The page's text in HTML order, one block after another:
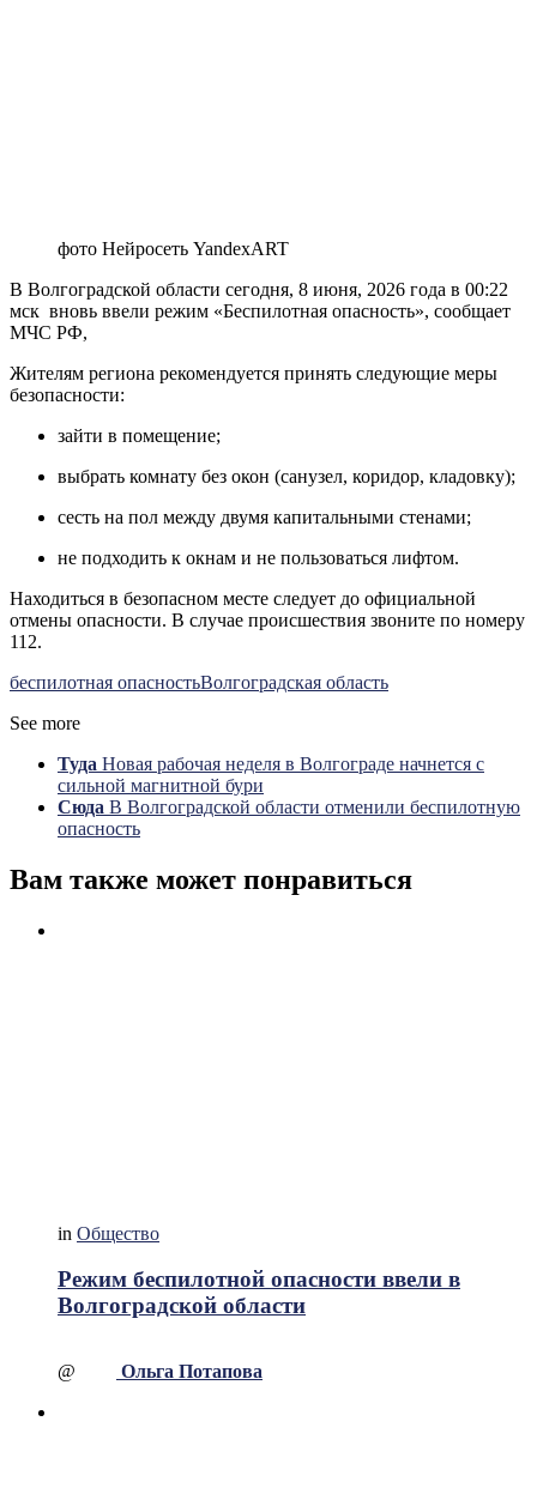
фото Нейросеть YandexART
В Волгоградской области сегодня, 8 июня, 2026 года в 00:22
мск вновь ввели режим «Беспилотная опасность», сообщает
МЧС РФ,
Жителям региона рекомендуется принять следующие меры
безопасности:
зайти в помещение;
выбрать комнату без окон (санузел, коридор, кладовку);
сесть на пол между двумя капитальными стенами;
не подходить к окнам и не пользоваться лифтом.
Находиться в безопасном месте следует до официальной
отмены опасности. В случае происшествия звоните по номеру
112.
беспилотная опасностьВолгоградская область
See more
Туда Новая рабочая неделя в Волгограде начнется с
сильной магнитной бури
Сюда В Волгоградской области отменили беспилотную
опасность
Вам также может понравиться
in Общество
Режим беспилотной опасности ввели в
Волгоградской области
@ Ольга Потапова